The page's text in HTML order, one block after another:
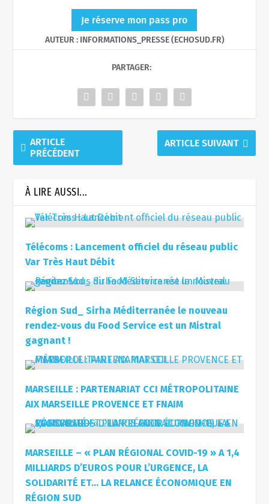
Je réserve mon pass pro
AUTEUR : INFORMATIONS_PRESSE (ECHOSUD.FR)
PARTAGER:
ARTICLE
PRÉCÉDENT
ARTICLE SUIVANT
À LIRE AUSSI...
Télécoms : Lancement officiel du réseau public
Var Très Haut Débit
Région Sud_ Sirha Méditerranée le nouveau
rendez-vous du Food Service est un Mistral
gagnant !
MARSEILLE : PARTENARIAT CCI MÉTROPOLITAINE
AIX MARSEILLE PROVENCE ET FNAIM
MARSEILLE – « PLAN RÉGIONAL COVID-19 » A 1,4
MILLIARDS D’EUROS POUR L’URGENCE, LA
SOLIDARITÉ ET… LA RELANCE ÉCONOMIQUE EN
RÉGION SUD